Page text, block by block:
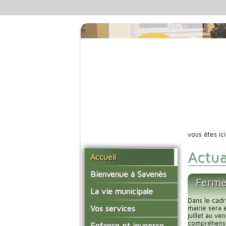
Accueil
Bienvenue à Savenès
Situer Savenès
Savenès en chiffre
L'histoire du village
La vie municipale
Vos élus
Les compte-rendus du
Vos services
La mairie
vous êtes
Dans le
mairie sera
juillet au